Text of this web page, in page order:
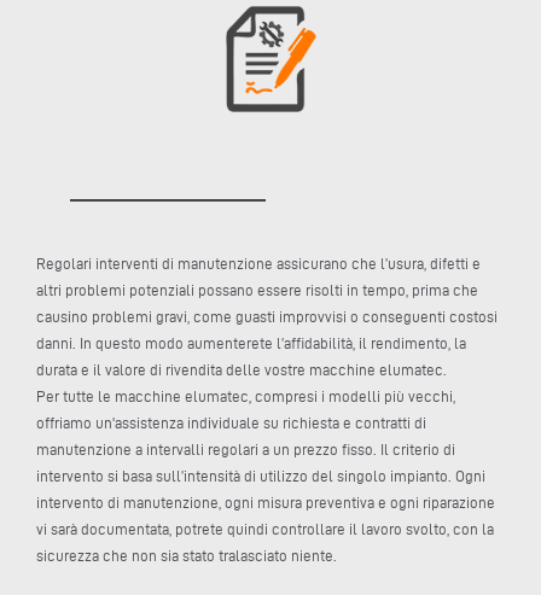
Regolari interventi di manutenzione assicurano che l’usura, difetti e
altri problemi potenziali possano essere risolti in tempo, prima che
causino problemi gravi, come guasti improvvisi o conseguenti costosi
danni. In questo modo aumenterete l’affidabilità, il rendimento, la
durata e il valore di rivendita delle vostre macchine elumatec.
Per tutte le macchine elumatec, compresi i modelli più vecchi,
offriamo un'assistenza individuale su richiesta e contratti di
manutenzione a intervalli regolari a un prezzo fisso. Il criterio di
intervento si basa sull’intensità di utilizzo del singolo impianto. Ogni
intervento di manutenzione, ogni misura preventiva e ogni riparazione
vi sarà documentata, potrete quindi controllare il lavoro svolto, con la
sicurezza che non sia stato tralasciato niente.